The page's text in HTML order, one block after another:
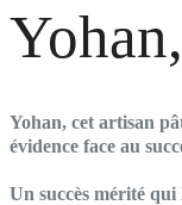
Yohan, cet artisan
évidence face au
Un succès mérité qui